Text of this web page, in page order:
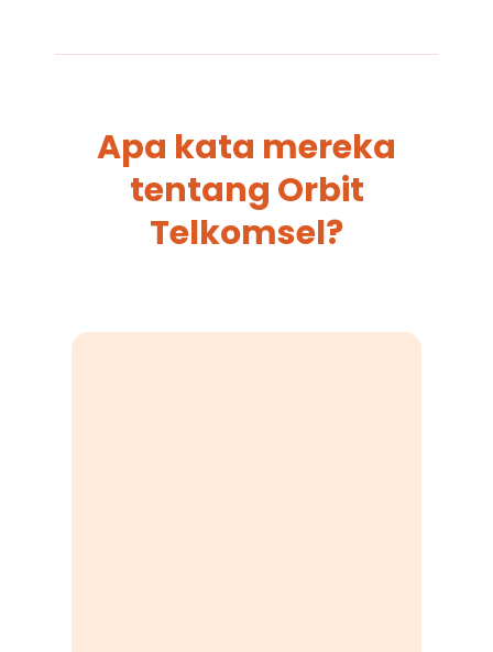
Apa kata mereka
tentang Orbit
Telkomsel?